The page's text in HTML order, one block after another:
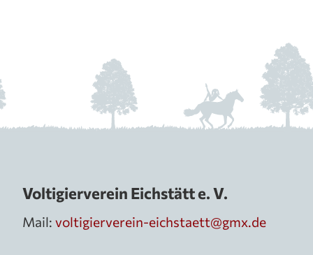
Voltigierverein Eichstätt e. V.
Mail: voltigierverein-eichstaett@gmx.de